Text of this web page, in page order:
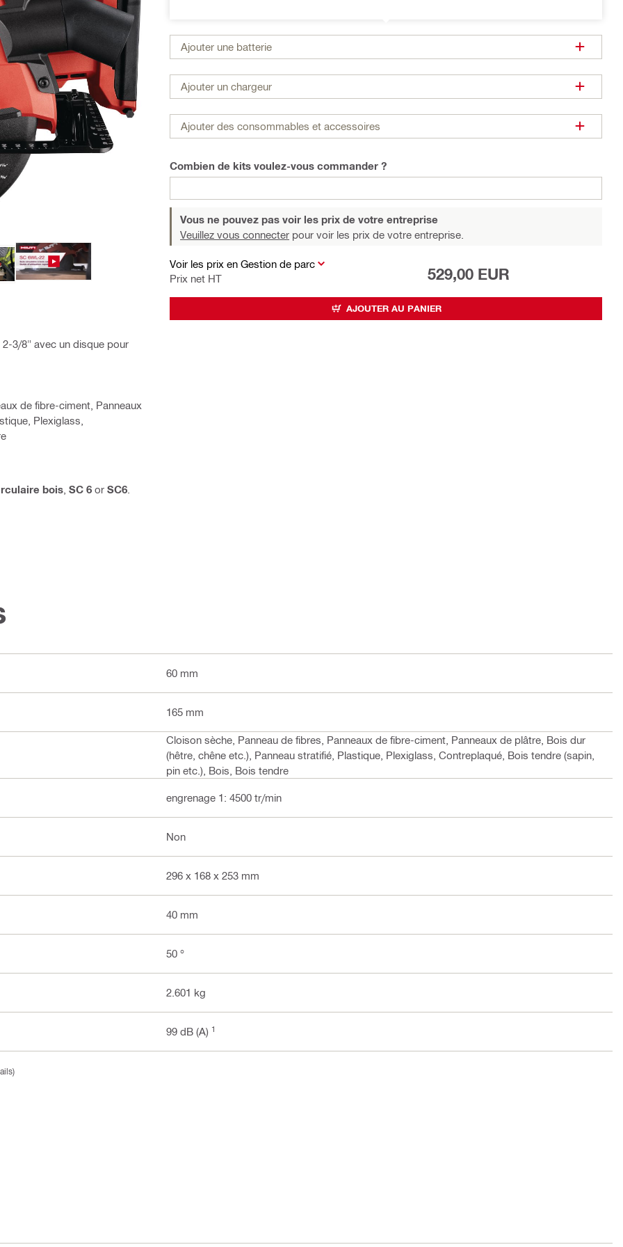
3/8" avec un disque pour
de fibre-ciment, Panneaux
Plexiglass,
bois SC 6 or SC6
Ajouter une batterie
Ajouter un chargeur
Ajouter des consommables et accessoires
Combien de kits voulez-vous commander ?
Vous ne pouvez pas voir les prix de votre entreprise
Veuillez vous connecter pour voir les prix de votre entreprise.
Voir les prix en Gestion de parc
Prix net HT
529,00 EUR
AJOUTER AU PANIER
60 mm
165 mm
Cloison sèche, Panneau de fibres, Panneaux de fibre-ciment, Panneaux de plâtre, Bois dur
(hêtre, chêne etc.), Panneau stratifié, Plastique, Plexiglass, Contreplaqué, Bois tendre (sapin,
pin etc.), Bois, Bois tendre
engrenage 1: 4500 tr/min
Non
296 x 168 x 253 mm
40 mm
50 °
2.601 kg
99 dB (A) 1